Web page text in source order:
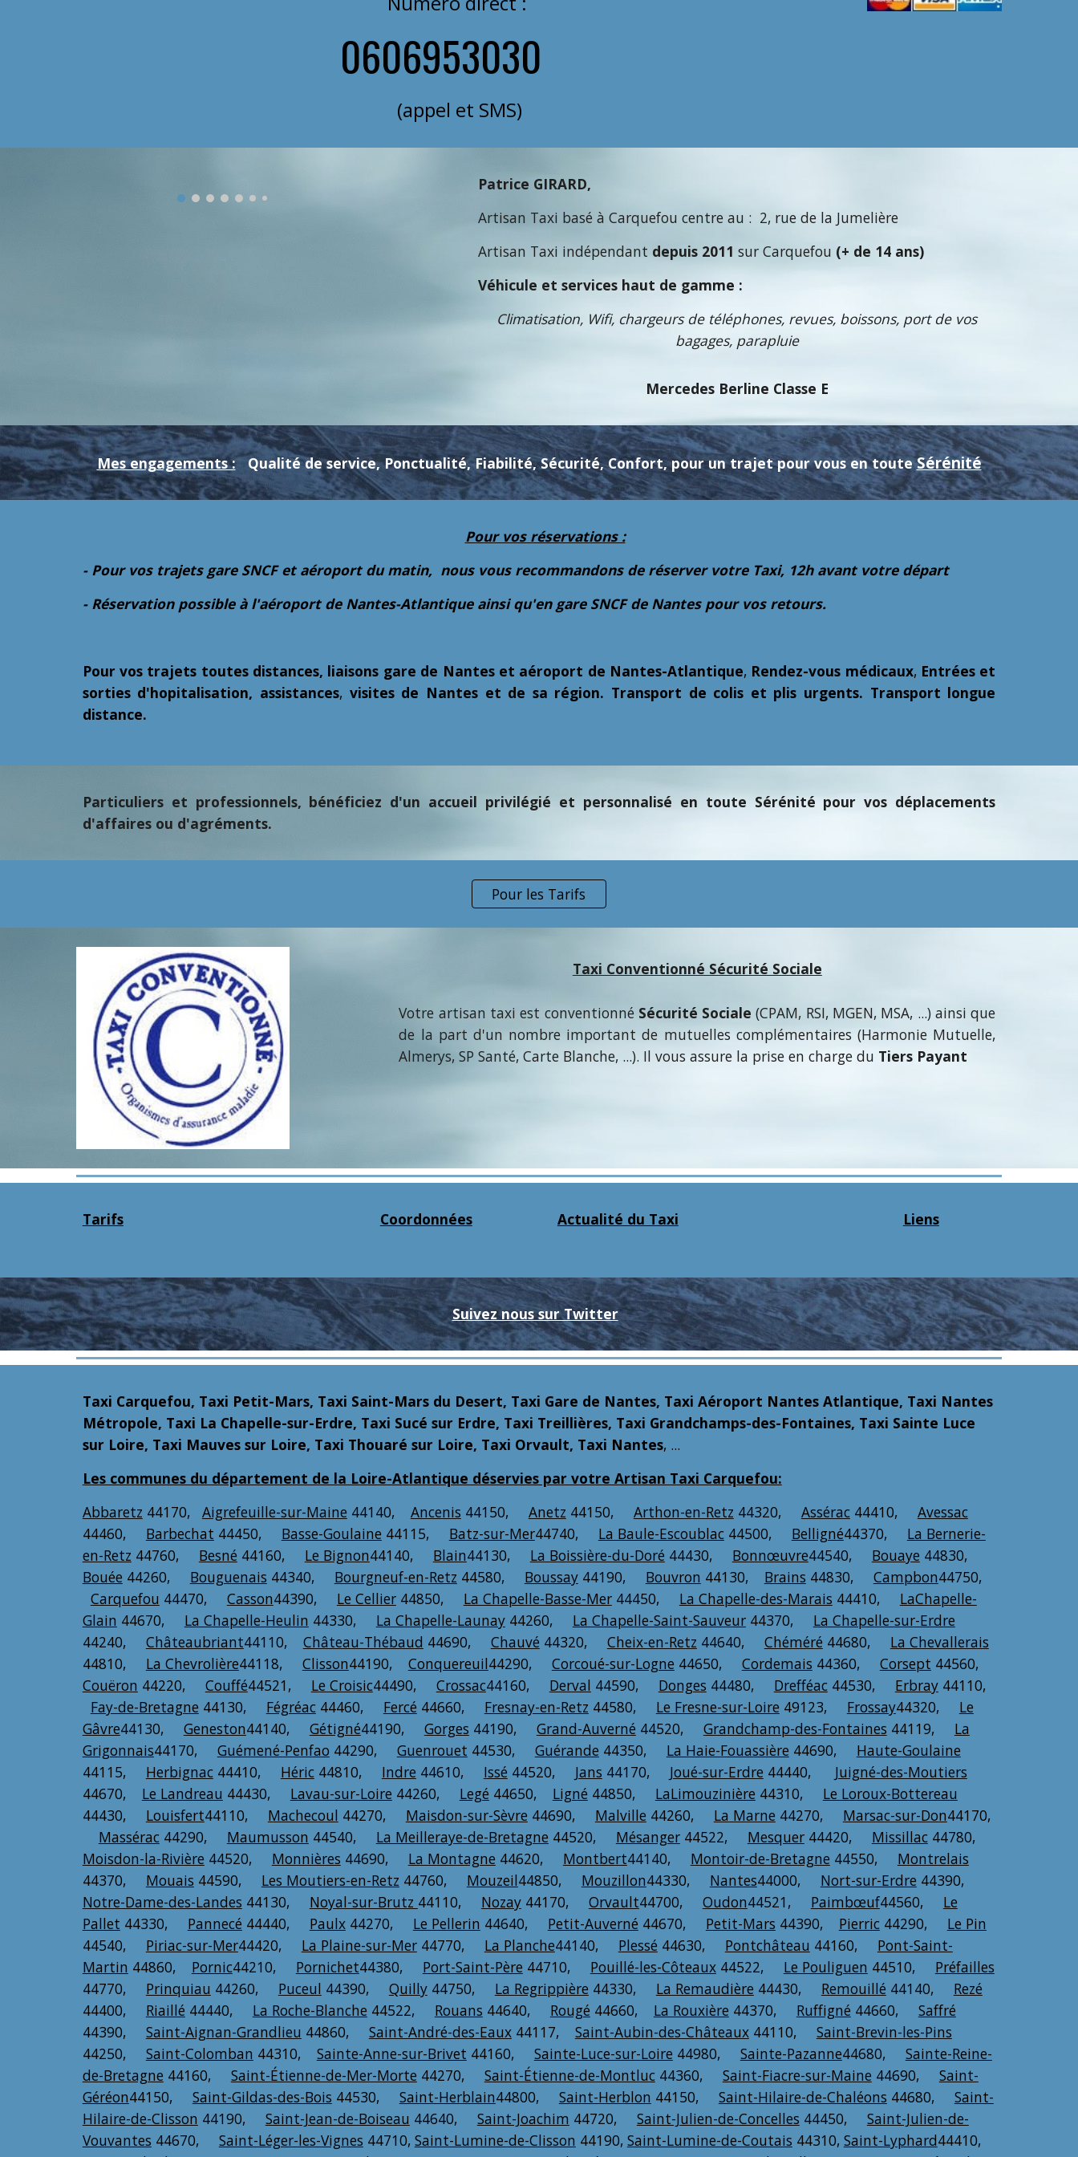
0606953030
(appel et SMS)
Patrice GIRARD,
Artisan Taxi basé à Carquefou centre au : 2, rue de la Jumelière
Artisan Taxi indépendant depuis 2011sur Carquefou (+ de 14 ans)
Véhicule et services haut de gamme :
Climatisation, Wifi, chargeurs de téléphones, revues, boissons, port de vos
bagages, parapluie
Mercedes Berline Classe E
Mes engagements : Qualité de service, Ponctualité, Fiabilité, Sécurité, Confort, pour un trajet pour vous en touteSérénité
Pour vos réservations :
- Pour vos trajets gare SNCF et aéroport du matin, nous vous recommandons de réserver votre Taxi, 12h avant votre départ
- Réservation possible à l'aéroport de Nantes-Atlantique ainsi qu'en gare SNCF de Nantes pour vos retours.
Pour vos trajets toutes distances, liaisons gare de Nantes et aéroport de Nantes-Atlantique, Rendez-vous médicaux, Entrées et
sorties d'hopitalisation, assistances, visites de Nantes et de sa région. Transport de colis et plis urgents. Transport longue
distance.
Particuliers et professionnels, bénéficiez d'un accueil privilégié et personnalisé en toute Sérénité pour vos déplacements
d'affaires ou d'agréments.
Pour les Tarifs
Taxi Conventionné Sécurité Sociale
Votre artisan taxi est conventionné Sécurité Sociale(CPAM, RSI, MGEN, MSA, ...) ainsi que
de la part d'un nombre important de mutuelles complémentaires (Harmonie Mutuelle,
Almerys, SP Santé, Carte Blanche, ...). Il vous assure la prise en charge du Tiers Payant
Tarifs Coordonnées Actualité du Taxi Liens
Suivez nous sur Twitter
Taxi Carquefou, Taxi Petit-Mars, Taxi Saint-Mars du Desert, Taxi Gare de Nantes, Taxi Aéroport Nantes Atlantique, Taxi Nantes
Métropole, Taxi La Chapelle-sur-Erdre, Taxi Sucé sur Erdre, Taxi Treillières, Taxi Grandchamps-des-Fontaines, Taxi Sainte Luce
sur Loire, Taxi Mauves sur Loire, Taxi Thouaré sur Loire, Taxi Orvault, Taxi Nantes, ...
Les communes du département de la Loire-Atlantique déservies par votre Artisan Taxi Carquefou:
Abbaretz 44170, Aigrefeuille-sur-Maine 44140, Ancenis 44150, Anetz 44150, Arthon-en-Retz 44320, Assérac44410, Avessac
44460, Barbechat 44450, Basse-Goulaine 44115, Batz-sur-Mer44740, La Baule-Escoublac44500, Belligné44370, La Bernerie-
en-Retz 44760, Besné 44160, Le Bignon44140, Blain44130, La Boissière-du-Doré 44430, Bonnœuvre44540, Bouaye 44830,
Bouée 44260, Bouguenais 44340, Bourgneuf-en-Retz 44580, Boussay44190, Bouvron 44130, Brains 44830, Campbon44750,
Carquefou 44470, Casson44390, Le Cellier44850, La Chapelle-Basse-Mer44450, La Chapelle-des-Marais 44410, LaChapelle-
Glain 44670, La Chapelle-Heulin 44330, La Chapelle-Launay44260, La Chapelle-Saint-Sauveur44370, La Chapelle-sur-Erdre
44240, Châteaubriant44110, Château-Thébaud 44690, Chauvé 44320, Cheix-en-Retz 44640, Chéméré 44680, La Chevallerais
44810, La Chevrolière44118, Clisson44190, Conquereuil44290, Corcoué-sur-Logne 44650, Cordemais 44360, Corsept 44560,
Couëron 44220, Couffé44521, Le Croisic44490, Crossac44160, Derval 44590, Donges 44480, Drefféac44530, Erbray44110,
Fay-de-Bretagne 44130, Fégréac44460, Fercé 44660, Fresnay-en-Retz 44580, Le Fresne-sur-Loire 49123, Frossay44320, Le
Gâvre44130, Geneston44140, Gétigné44190, Gorges 44190, Grand-Auverné 44520, Grandchamp-des-Fontaines 44119, La
Grigonnais44170, Guémené-Penfao 44290, Guenrouet 44530, Guérande 44350, La Haie-Fouassière 44690, Haute-Goulaine
44115, Herbignac44410, Héric44810, Indre 44610, Issé 44520, Jans 44170, Joué-sur-Erdre 44440, Juigné-des-Moutiers
44670, Le Landreau 44430, Lavau-sur-Loire 44260, Legé 44650, Ligné 44850, LaLimouzinière 44310, Le Loroux-Bottereau
44430, Louisfert44110, Machecoul 44270, Maisdon-sur-Sèvre 44690, Malville 44260, La Marne 44270, Marsac-sur-Don44170,
Massérac44290, Maumusson 44540, La Meilleraye-de-Bretagne 44520, Mésanger44522, Mesquer44420, Missillac44780,
Moisdon-la-Rivière 44520, Monnières 44690, La Montagne 44620, Montbert44140, Montoir-de-Bretagne 44550, Montrelais
44370, Mouais 44590, Les Moutiers-en-Retz 44760, Mouzeil44850, Mouzillon44330, Nantes44000, Nort-sur-Erdre 44390,
Notre-Dame-des-Landes 44130, Noyal-sur-Brutz 44110, Nozay44170, Orvault44700, Oudon44521, Paimbœuf44560, Le
Pallet 44330, Pannecé 44440, Paulx44270, Le Pellerin 44640, Petit-Auverné 44670, Petit-Mars 44390, Pierric44290, Le Pin
44540, Piriac-sur-Mer44420, La Plaine-sur-Mer44770, La Planche44140, Plessé 44630, Pontchâteau 44160, Pont-Saint-
Martin 44860, Pornic44210, Pornichet44380, Port-Saint-Père 44710, Pouillé-les-Côteaux44522, Le Pouliguen 44510, Préfailles
44770, Prinquiau 44260, Puceul 44390, Quilly44750, La Regrippière 44330, La Remaudière 44430, Remouillé 44140, Rezé
44400, Riaillé 44440, La Roche-Blanche 44522, Rouans 44640, Rougé 44660, La Rouxière 44370, Ruffigné 44660, Saffré
44390, Saint-Aignan-Grandlieu 44860, Saint-André-des-Eaux44117, Saint-Aubin-des-Châteaux44110, Saint-Brevin-les-Pins
44250, Saint-Colomban 44310, Sainte-Anne-sur-Brivet 44160, Sainte-Luce-sur-Loire 44980, Sainte-Pazanne44680, Sainte-Reine-
de-Bretagne 44160, Saint-Étienne-de-Mer-Morte 44270, Saint-Étienne-de-Montluc44360, Saint-Fiacre-sur-Maine 44690, Saint-
Géréon44150, Saint-Gildas-des-Bois 44530, Saint-Herblain44800, Saint-Herblon 44150, Saint-Hilaire-de-Chaléons 44680, Saint-
Hilaire-de-Clisson 44190, Saint-Jean-de-Boiseau 44640, Saint-Joachim 44720, Saint-Julien-de-Concelles 44450, Saint-Julien-de-
Vouvantes 44670, Saint-Léger-les-Vignes 44710, Saint-Lumine-de-Clisson 44190, Saint-Lumine-de-Coutais 44310, Saint-Lyphard44410,